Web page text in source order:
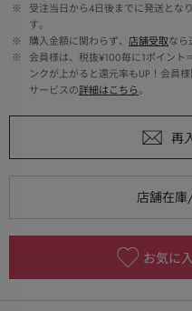
※
受注当日から4日後までに発送とな
す。
※
購入金額に関わらず、 店舗受取なら
※
会員様は、税抜¥100毎に1ポイント
ンクが上がると還元率もUP！会員
サービスの詳細はこちら。
お気に